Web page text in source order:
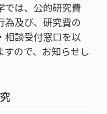
では、公的研究費
為及び、研究費の
相談受付窓口を以
ので、お知らせし